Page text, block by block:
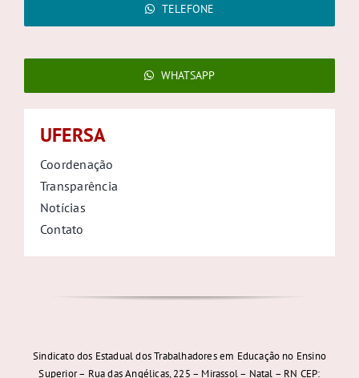
TELEFONE
WHATSAPP
UFERSA
Coordenação
Transparência
Notícias
Contato
Sindicato dos Estadual dos Trabalhadores em Educação no Ensino
Superior – Rua das Angélicas, 225 – Mirassol – Natal – RN CEP: